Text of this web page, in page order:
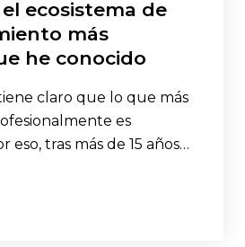
ecosistema de
más
he conocido
claro que lo que más
es
eso, tras más de 15 años…